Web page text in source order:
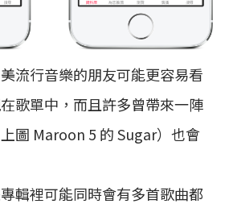
流行音樂的朋友可能更容易看
歌單中，而且許多曾帶來一陣
圖 Maroon 5 的 Sugar）也會
輯裡可能同時會有多首歌曲都